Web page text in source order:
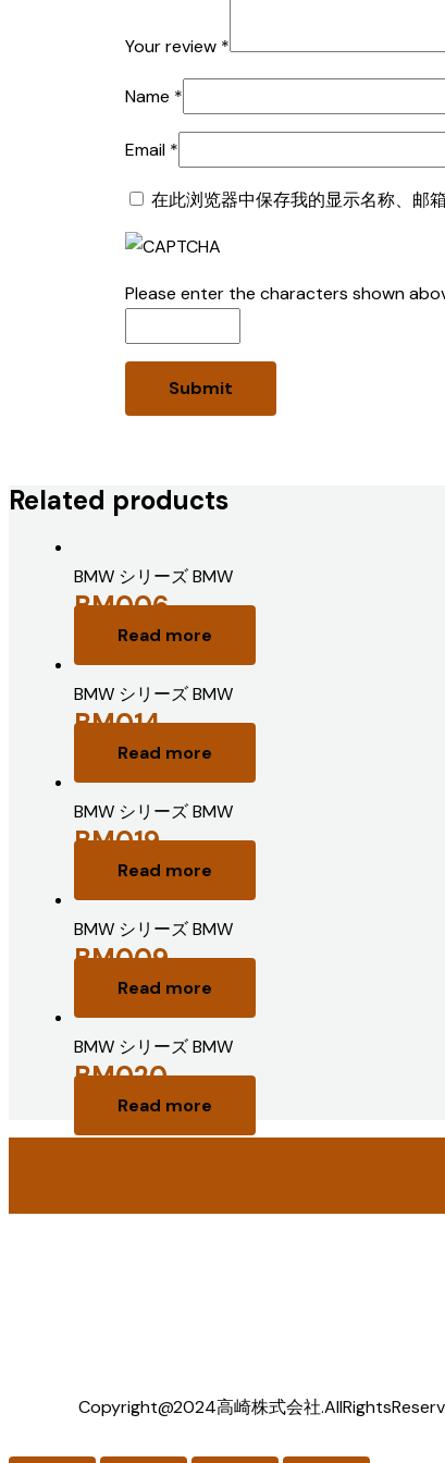
Your review *
Name *
Email *
在此浏览器中保存我的显示名称、邮
Please enter the characters shown
Related products
BMW シリーズ BMW
BM006
Read more
BMW シリーズ BMW
BM014
Read more
BMW シリーズ BMW
BM019
Read more
BMW シリーズ BMW
BM009
Read more
BMW シリーズ BMW
BM020
Read more
Copyright@2024高崎株式会社